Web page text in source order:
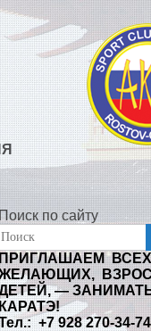
по сайту
—
+7 928 270-34-74